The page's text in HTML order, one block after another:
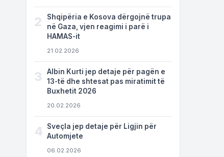
2
Shqipëria e Kosova dërgojnë trupa
në Gaza, vjen reagimi i parë i
HAMAS-it
21.02.2026
3
Albin Kurti jep detaje për pagën e
13-të dhe shtesat pas miratimit të
Buxhetit 2026
20.02.2026
4
Sveçla jep detaje për Ligjin për
Automjete
06.02.2026